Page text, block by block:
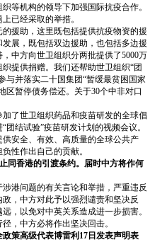
机构的领导下加强国际抗疫合作。
已经采取的举措。
援助，这里既包括提供抗疫物资的援
展，既包括双边援助，也包括多边援
中方向世卫组织分两批提供了5000万
提供捐赠。我们还帮助世卫组织“团
与并落实二十国集团“暂缓最贫困国家
区暂停债务偿还。关于30个中非对口
了世卫组织药品和疫苗研发的全球倡
结试验”疫苗研发计划的视频会议。
安全、有效、高质量的全球公共产
性作出自己的贡献。
同香港的引渡条约。届时中方将作何
港问题的有关言论和举措，严重违反
，中方对此予以强烈谴责和坚决反
，以免对中英关系造成进一步损害。
中方必将作出坚决回击。
策高级代表博雷利17日发表声明表